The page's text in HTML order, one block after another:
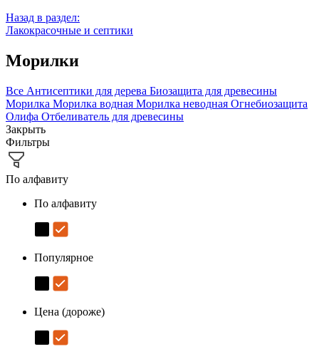
Назад в раздел:
Лакокрасочные и септики
Морилки
Все Антисептики для дерева Биозащита для древесины
Морилка Морилка водная Морилка неводная Огнебиозащита
Олифа Отбеливатель для древесины
Закрыть
Фильтры
По алфавиту
По алфавиту
Популярное
Цена (дороже)